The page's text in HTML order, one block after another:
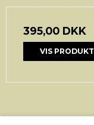
395,00 DKK
VIS PRODUKT